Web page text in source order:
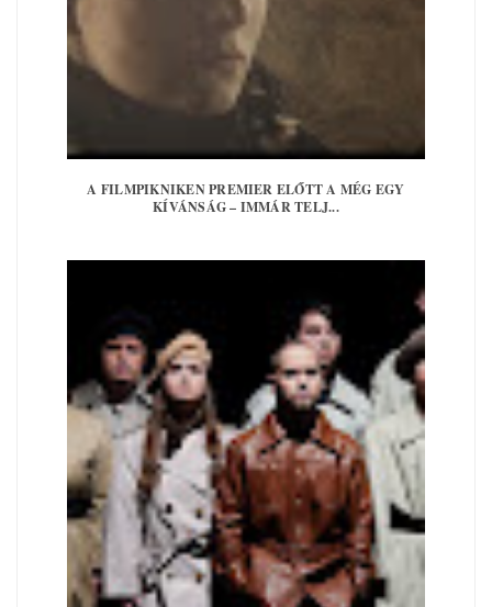
A FILMPIKNIKEN PREMIER ELŐTT A MÉG EGY
KÍVÁNSÁG – IMMÁR TELJ...